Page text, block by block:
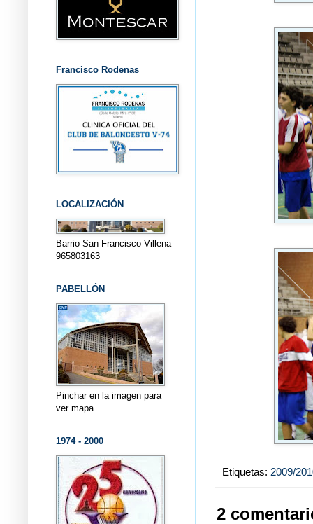
Etiquetas: 2009/
2
Francisco Rodenas
LOCALIZACIÓN
Barrio San Francisco Villena
965803163
PABELLÓN
Pinchar en la imagen para
ver mapa
1974 - 2000